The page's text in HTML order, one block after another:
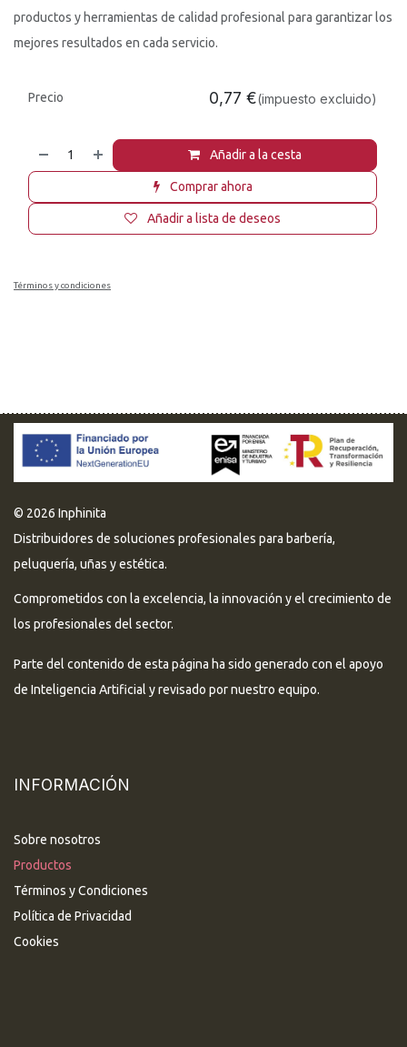
productos y herramientas de calidad profesional para garantizar los
mejores resultados en cada servicio.
Añadir a la cesta
Comprar ahora
Añadir a lista de deseos
Precio 0,77 €(impuesto excluido)
Términos y condiciones
© 2026 Inphinita
Distribuidores de soluciones profesionales para barbería,
peluquería, uñas y estética.
Comprometidos con la excelencia, la innovación y el crecimiento de
los profesionales del sector.
Parte del contenido de esta página ha sido generado con el apoyo
de Inteligencia Artificial y revisado por nuestro equipo.
INFORMACIÓN
Sobre nosotros
Productos
Términos y Condiciones
Política de Privacidad
Cookies